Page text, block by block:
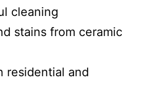
cleaning
stains from ceramic
residential and